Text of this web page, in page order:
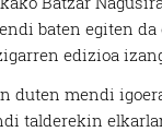
baten egiten da
edizioa
duten mendi
talderekin